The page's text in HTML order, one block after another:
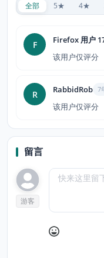
全部 5★ 4★
F Firefox 用户
该用户仅评分
R RabbidRob 7
该用户仅评分
留言
游客